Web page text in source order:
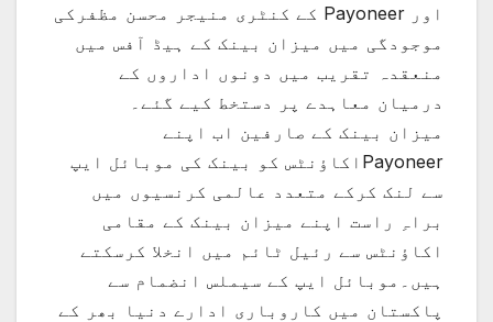
اور Payoneer کے کنٹری منیجر محسن مظفرکی
موجودگی میں میزان بینک کے ہیڈ آفس میں
منعقدہ تقریب میں دونوں اداروں کے
درمیان معاہدے پر دستخط کیے گئے۔
میزان بینک کے صارفین اب اپنے
Payoneerاکاؤنٹس کو بینک کی موبائل ایپ
سے لنک کرکے متعدد عالمی کرنسیوں میں
براہِ راست اپنے میزان بینک کے مقامی
اکاؤنٹس سے رئیل ٹائم میں انخلا کرسکتے
ہیں۔موبائل ایپ کے سیملس انضمام سے
پاکستان میں کاروباری ادارے دنیا بھر کے